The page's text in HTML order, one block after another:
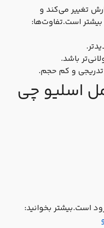
تغییر می‌کند و
است.تفاوت‌ها:
باشد.
و کم‌ حجم.
اسلیو چی
است.بیشتر بخوانید: